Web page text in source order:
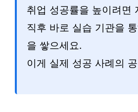
취업 성공률을 높이려면
직후 바로 실습 기관을
을 쌓으세요.
이게 실제 성공 사례의